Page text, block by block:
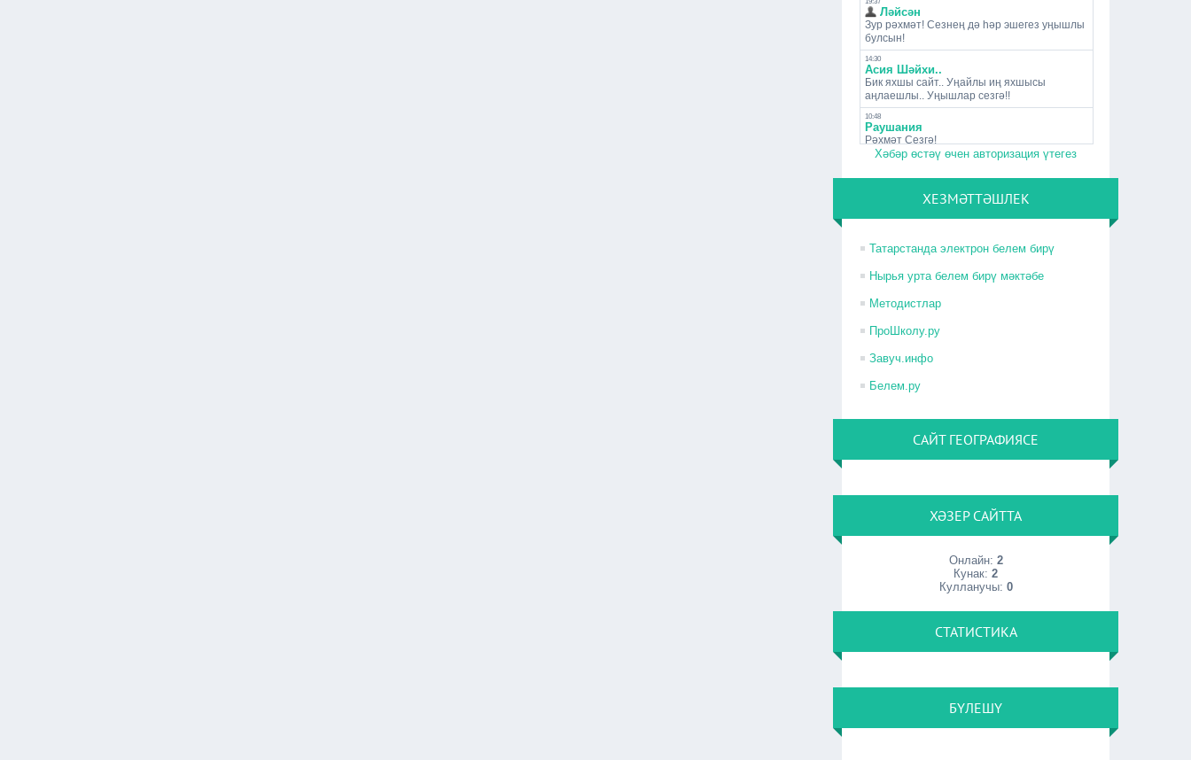
Хәбәр өстәү өчен авторизация үтегез
ХЕЗМӘТТӘШЛЕК
Татарстанда электрон белем бирү
Нырья урта белем бирү мәктәбе
Методистлар
ПроШколу.ру
Завуч.инфо
Белем.ру
САЙТ ГЕОГРАФИЯСЕ
ХӘЗЕР САЙТТА
Онлайн: 2
Кунак:2
Кулланучы: 0
СТАТИСТИКА
БҮЛЕШҮ